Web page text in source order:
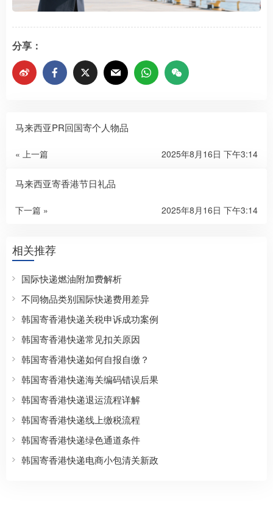
分享：
马来西亚PR回国寄个人物品
« 上一篇 2025年8月16日 下午3:14
马来西亚寄香港节日礼品
下一篇 » 2025年8月16日 下午3:14
相关推荐
国际快递燃油附加费解析
不同物品类别国际快递费用差异
韩国寄香港快递关税申诉成功案例
韩国寄香港快递常见扣关原因
韩国寄香港快递如何自报自缴？
韩国寄香港快递海关编码错误后果
韩国寄香港快递退运流程详解
韩国寄香港快递线上缴税流程
韩国寄香港快递绿色通道条件
韩国寄香港快递电商小包清关新政